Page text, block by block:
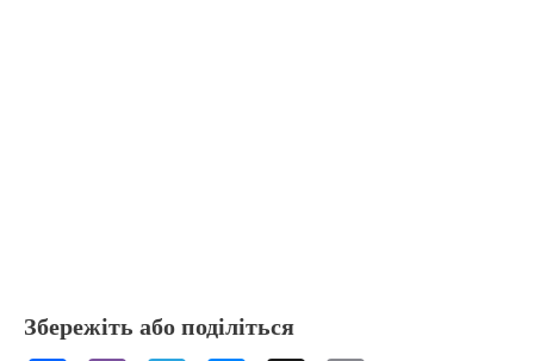
Збережіть або поділіться